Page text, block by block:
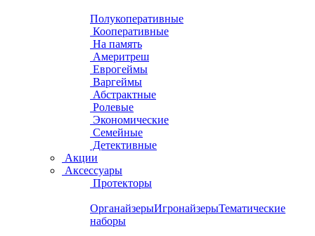
Полукоперативные
Кооперативные
На память
Америтреш
Еврогеймы
Варгеймы
Абстрактные
Ролевые
Экономические
Семейные
Детективные
Акции
Аксессуары
Протекторы
ОрганайзерыИгронайзерыТематические
наборы